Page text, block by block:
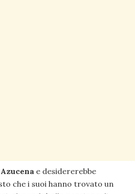
Azucena e desidererebbe
che i suoi hanno trovato un